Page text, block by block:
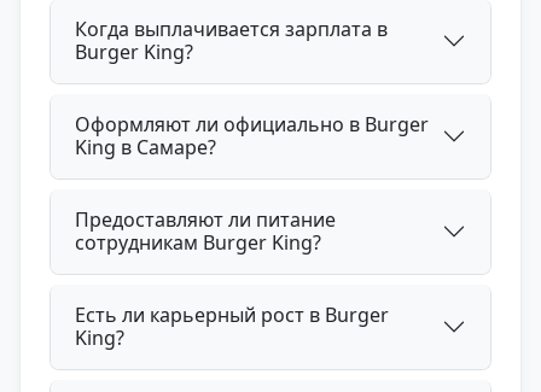
Когда выплачивается зарплата в
Burger King?
Оформляют ли официально в Burger
King в Самаре?
Предоставляют ли питание
сотрудникам Burger King?
Есть ли карьерный рост в Burger
King?